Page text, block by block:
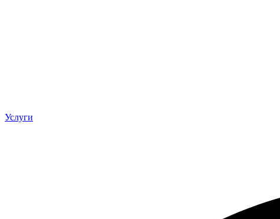
Услуги